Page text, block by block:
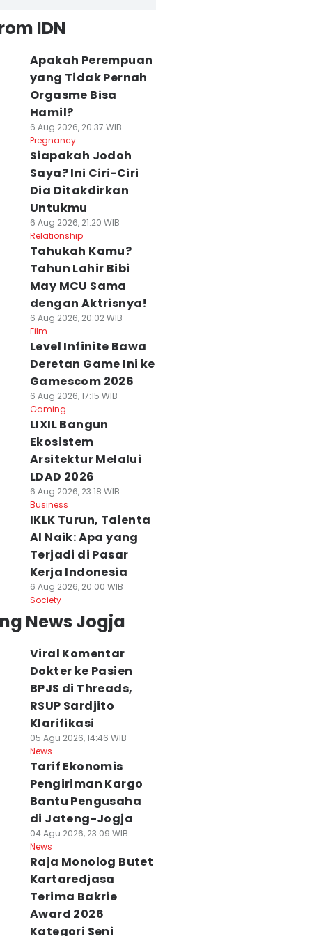
IDN
Apakah Perempuan
yang Tidak Pernah
Orgasme Bisa
Hamil?
6 Aug 2026, 20:37 WIB
Pregnancy
Siapakah Jodoh
Saya? Ini Ciri-Ciri
Dia Ditakdirkan
Untukmu
6 Aug 2026, 21:20 WIB
Relationship
Tahukah Kamu?
Tahun Lahir Bibi
May MCU Sama
dengan Aktrisnya!
6 Aug 2026, 20:02 WIB
Film
Level Infinite Bawa
Deretan Game Ini ke
Gamescom 2026
6 Aug 2026, 17:15 WIB
Gaming
LIXIL Bangun
Ekosistem
Arsitektur Melalui
LDAD 2026
6 Aug 2026, 23:18 WIB
Business
IKLK Turun, Talenta
AI Naik: Apa yang
Terjadi di Pasar
Kerja Indonesia
6 Aug 2026, 20:00 WIB
Society
News Jogja
Viral Komentar
Dokter ke Pasien
BPJS di Threads,
RSUP Sardjito
Klarifikasi
05 Agu 2026, 14:46 WIB
News
Tarif Ekonomis
Pengiriman Kargo
Bantu Pengusaha
di Jateng-Jogja
04 Agu 2026, 23:09 WIB
News
Raja Monolog Butet
Kartaredjasa
Terima Bakrie
Award 2026
Kategori Seni